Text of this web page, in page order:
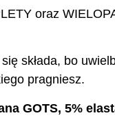
oraz
składa, bo
pragniesz.
GOTS, 5%